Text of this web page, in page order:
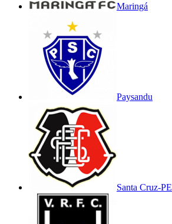
Maringá
Paysandu
Santa Cruz-PE